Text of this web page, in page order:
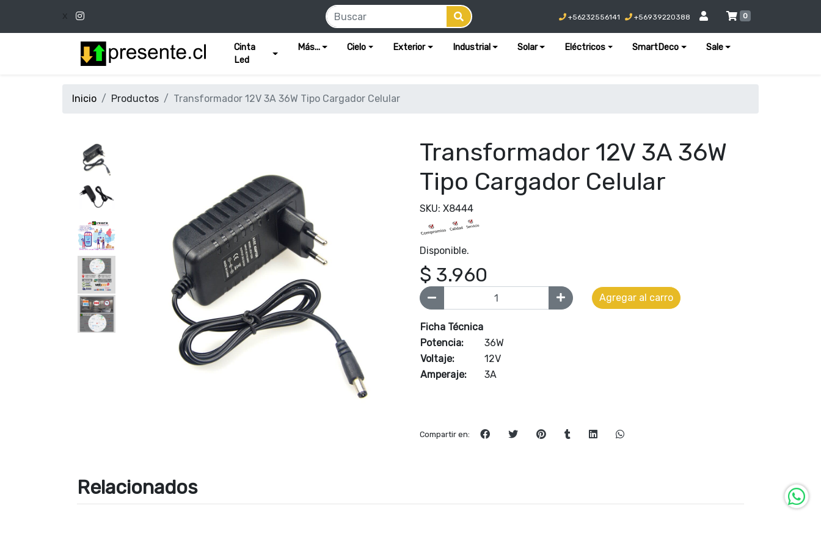
x +56232556141 +56939220388 0
Cinta
Led
Más... Cielo Exterior Industrial Solar Eléctricos SmartDeco Sale
Inicio Productos Transformador 12V 3A 36W Tipo Cargador Celular
Transformador 12V 3A 36W
Tipo Cargador Celular
SKU: X8444
Disponible.
$ 3.960
Agregar al carro
Ficha Técnica
Potencia:
36W
Voltaje:
12V
Amperaje:
3A
Compartir en:
Relacionados